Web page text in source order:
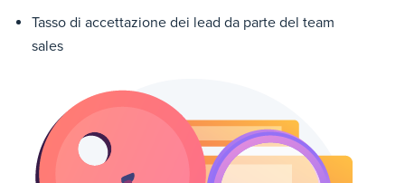
Tasso di accettazione dei lead da parte del team
sales